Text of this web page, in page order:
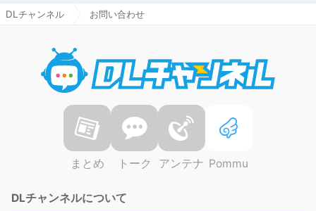
DLチャンネル お問い合わせ
まとめ トーク アンテナ Pommu
DLチャンネルについて